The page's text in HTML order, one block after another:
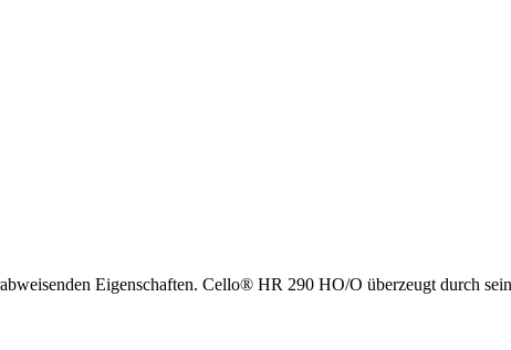
Eigenschaften. Cello® HR 290 HO/O überzeugt durch